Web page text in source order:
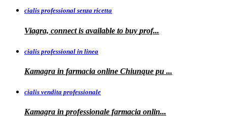
cialis professional senza ricetta
Viagra, connect is available to buy prof...
cialis professional in linea
Kamagra in farmacia online Chiunque pu ...
cialis vendita professionale
Kamagra in professionale farmacia onlin...